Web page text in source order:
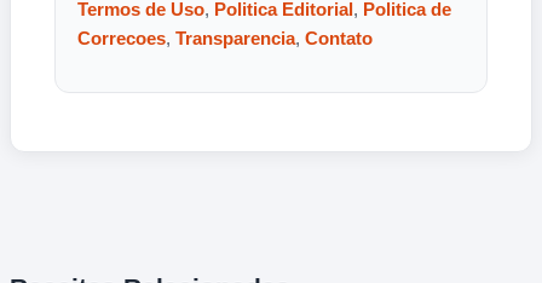
Termos de Uso, Politica Editorial, Politica de
Correcoes, Transparencia, Contato